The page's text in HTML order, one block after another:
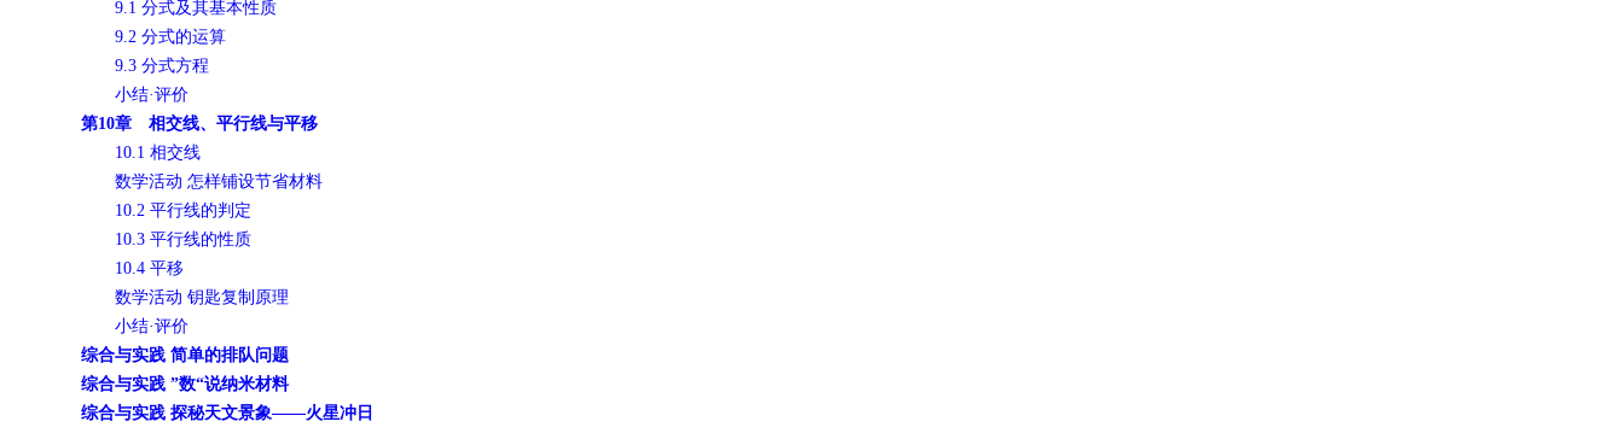
9.1 分式及其基本性质
9.2 分式的运算
9.3 分式方程
小结·评价
第10章 相交线、平行线与平移
10.1 相交线
数学活动 怎样铺设节省材料
10.2 平行线的判定
10.3 平行线的性质
10.4 平移
数学活动 钥匙复制原理
小结·评价
综合与实践 简单的排队问题
综合与实践 ”数“说纳米材料
综合与实践 探秘天文景象——火星冲日